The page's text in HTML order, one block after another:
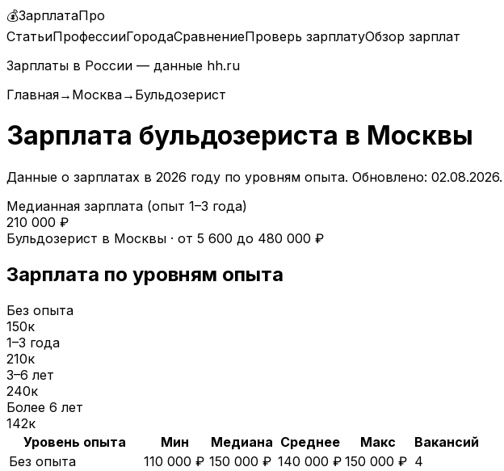
💰ЗарплатаПро
СтатьиПрофессииГородаСравнениеПроверь зарплатуОбзор зарплат
Зарплаты в России — данные hh.ru
Главная→ Москва→ Бульдозерист
Зарплата бульдозериста в Москвы
Данные о зарплатах в 2026 году по уровням опыта. Обновлено: 02.08.2026.
Медианная зарплата (опыт 1–3 года)
210 000 ₽
Бульдозерист в Москвы · от 5 600 до 480 000 ₽
Зарплата по уровням опыта
Без опыта
150к
1–3 года
210к
3–6 лет
240к
Более 6 лет
142к
Уровень опыта
Мин Медиана Среднее Макс
Вакансий
Без опыта
110 000 ₽ 150 000 ₽ 140 000 ₽ 150 000 ₽ 4